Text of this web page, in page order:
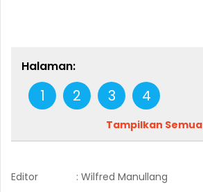
Halaman:
1 2 3 4
Tampilkan Semua
Editor : Wilfred Manullang